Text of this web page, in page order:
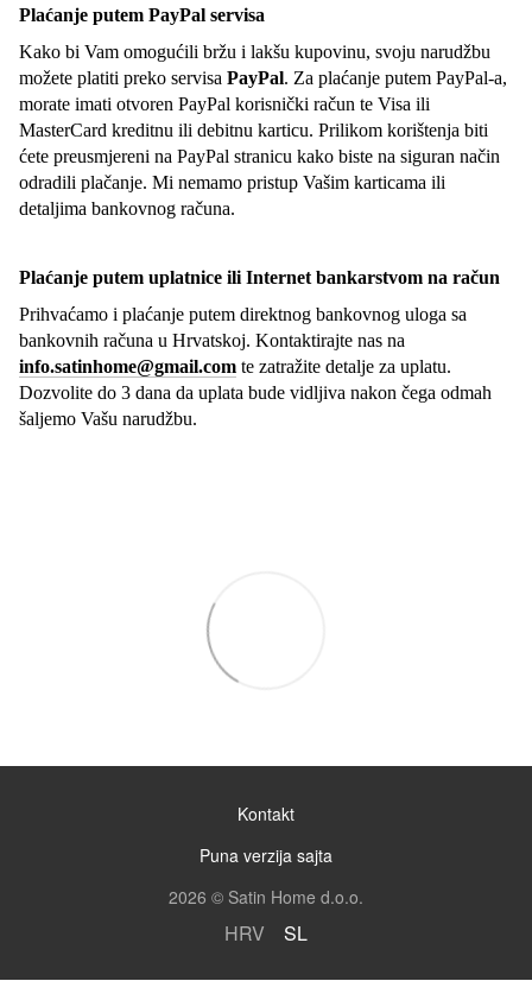
Plaćanje putem PayPal servisa
Kako bi Vam omogućili bržu i lakšu kupovinu, svoju narudžbu
možete platiti preko servisa PayPal. Za plaćanje putem PayPal-a,
morate imati otvoren PayPal korisnički račun te Visa ili
MasterCard kreditnu ili debitnu karticu. Prilikom korištenja biti
ćete preusmjereni na PayPal stranicu kako biste na siguran način
odradili plačanje. Mi nemamo pristup Vašim karticama ili
detaljima bankovnog računa.
Plaćanje putem uplatnice ili Internet bankarstvom na račun
Prihvaćamo i plaćanje putem direktnog bankovnog uloga sa
bankovnih računa u Hrvatskoj. Kontaktirajte nas na
info.satinhome@gmail.com te zatražite detalje za uplatu.
Dozvolite do 3 dana da uplata bude vidljiva nakon čega odmah
šaljemo Vašu narudžbu.
Kontakt
Puna verzija sajta
2026 © Satin Home d.o.o.
HRV SL